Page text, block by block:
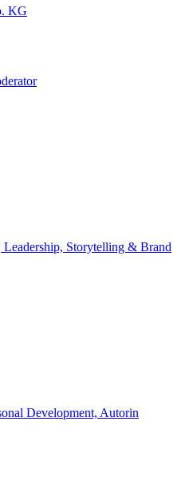
KG
Storytelling & Brand
Development, Autorin